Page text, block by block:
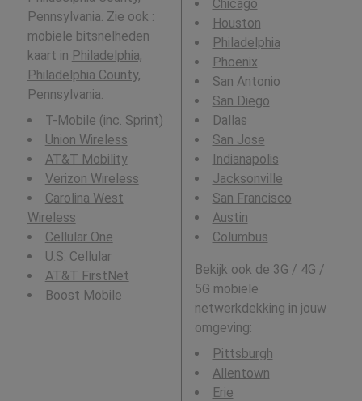
Pennsylvania. Zie ook :
mobiele bitsnelheden
kaart in Philadelphia,
Philadelphia County,
Pennsylvania
T-Mobile (inc. Sprint)
Union Wireless
AT&T Mobility
Verizon Wireless
Carolina West
Wireless
Cellular One
U.S. Cellular
AT&T FirstNet
Boost Mobile
Chicago
Houston
Philadelphia
Phoenix
San Antonio
San Diego
Dallas
San Jose
Indianapolis
Jacksonville
San Francisco
Austin
Columbus
Bekijk ook de 3G / 4G /
5G mobiele
netwerkdekking in jouw
omgeving:
Pittsburgh
Allentown
Erie